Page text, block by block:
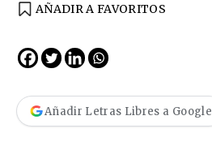
AÑADIR A FAVORITOS
Añadir Letras Libres a Google